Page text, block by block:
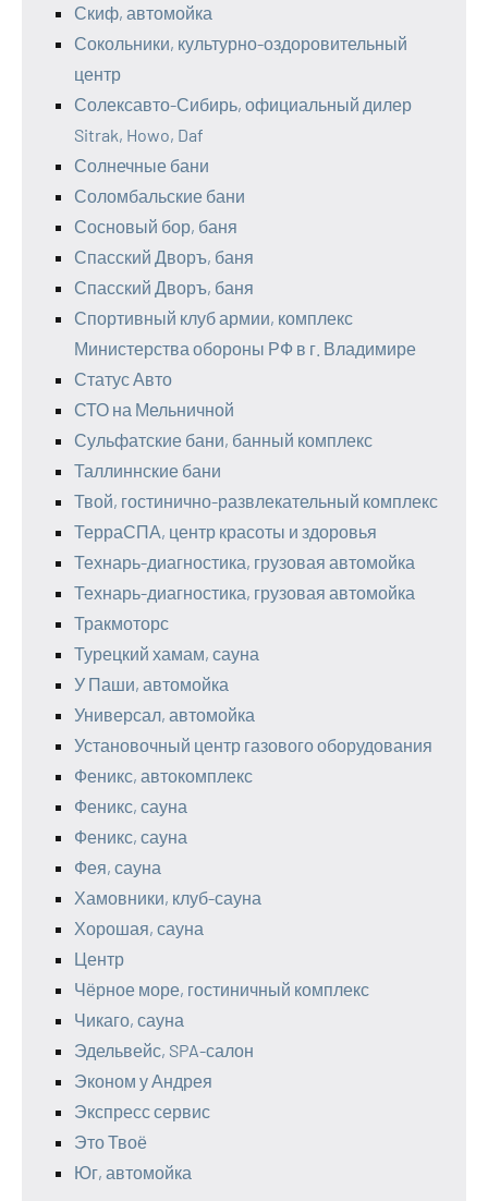
Скиф, автомойка
Сокольники, культурно-оздоровительный
центр
Солексавто-Сибирь, официальный дилер
Sitrak, Howo, Daf
Солнечные бани
Соломбальские бани
Сосновый бор, баня
Спасский Дворъ, баня
Спасский Дворъ, баня
Спортивный клуб армии, комплекс
Министерства обороны РФ в г. Владимире
Статус Авто
СТО на Мельничной
Сульфатские бани, банный комплекс
Таллиннские бани
Твой, гостинично-развлекательный комплекс
ТерраСПА, центр красоты и здоровья
Технарь-диагностика, грузовая автомойка
Технарь-диагностика, грузовая автомойка
Тракмоторс
Турецкий хамам, сауна
У Паши, автомойка
Универсал, автомойка
Установочный центр газового оборудования
Феникс, автокомплекс
Феникс, сауна
Феникс, сауна
Фея, сауна
Хамовники, клуб-сауна
Хорошая, сауна
Центр
Чёрное море, гостиничный комплекс
Чикаго, сауна
Эдельвейс, SPA-салон
Эконом у Андрея
Экспресс сервис
Это Твоё
Юг, автомойка